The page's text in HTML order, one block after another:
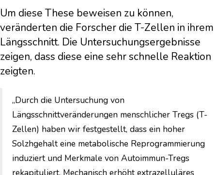
Um diese These beweisen zu können,
veränderten die Forscher die T-Zellen in ihrem
Längsschnitt. Die Untersuchungsergebnisse
zeigen, dass diese eine sehr schnelle Reaktion
zeigten.
„Durch die Untersuchung von
Längsschnittveränderungen menschlicher Tregs (T-
Zellen) haben wir festgestellt, dass ein hoher
Solzhgehalt eine metabolische Reprogrammierung
induziert und Merkmale von Autoimmun-Tregs